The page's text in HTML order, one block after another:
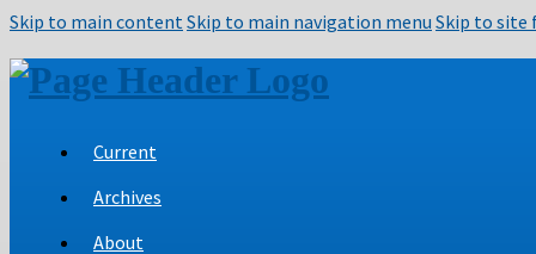
Skip to main contentSkip to main navigation menu Skip to site
Current
Archives
About